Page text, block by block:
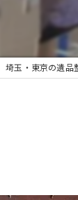
埼玉・東京の遺品